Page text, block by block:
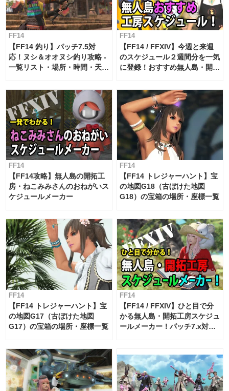
FF14
【FF14 釣り】パッチ7.5対
応！ヌシ＆オオヌシ釣り攻略 -
一覧リスト・場所・時間・天
FF14
【FF14 / FFXIV】今週と来週
のスケジュール２週間分を一気
に登録！おすすめ無人島・開拓
FF14
【FF14攻略】無人島の開拓工
房・ねこみみさんのおねがいス
ケジュールメーカー
FF14
【FF14 トレジャーハント】宝
の地図G18（古ぼけた地図
G18）の宝箱の場所・座標一覧
FF14
【FF14 トレジャーハント】宝
の地図G17（古ぼけた地図
G17）の宝箱の場所・座標一覧
FF14
【FF14 / FFXIV】ひと目で分
かる無人島・開拓工房スケジュ
ールメーカー！パッチ7.x対応